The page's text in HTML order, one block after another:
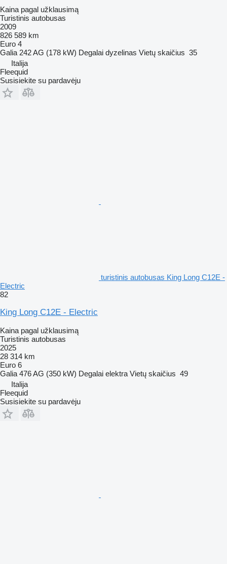
Kaina pagal užklausimą
Turistinis autobusas
2009
826 589 km
Euro 4
Galia 242 AG (178 kW) Degalai dyzelinas Vietų skaičius 35
Italija
Fleequid
Susisiekite su pardavėju
turistinis autobusas King Long C12E -
Electric
82
King Long C12E - Electric
Kaina pagal užklausimą
Turistinis autobusas
2025
28 314 km
Euro 6
Galia 476 AG (350 kW) Degalai elektra Vietų skaičius 49
Italija
Fleequid
Susisiekite su pardavėju